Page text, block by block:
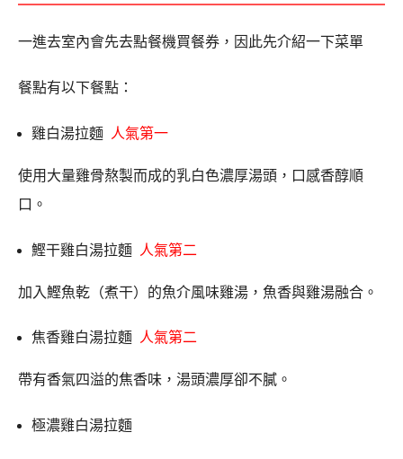
一進去室內會先去點餐機買餐券，因此先介紹一下菜單
餐點有以下餐點：
雞白湯拉麵 人氣第一
使用大量雞骨熬製而成的乳白色濃厚湯頭，口感香醇順
口。
鰹干雞白湯拉麵 人氣第二
加入鰹魚乾（煮干）的魚介風味雞湯，魚香與雞湯融合。
焦香雞白湯拉麵 人氣第二
帶有香氣四溢的焦香味，湯頭濃厚卻不膩。
極濃雞白湯拉麵